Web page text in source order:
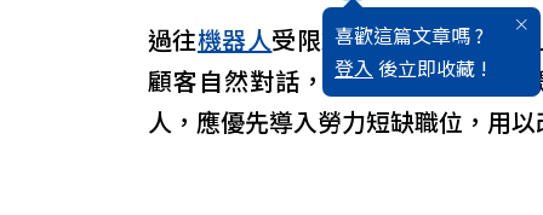
喜歡這篇文章嗎 ?
登入 後立即收藏 !
過往機器人受限於腳本，表現僵化
顧客自然對話，並靈活應對。做為
人，應優先導入勞力短缺職位，用